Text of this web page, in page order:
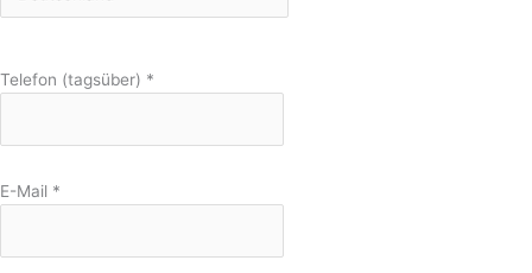
Telefon (tagsüber) *
E-Mail *